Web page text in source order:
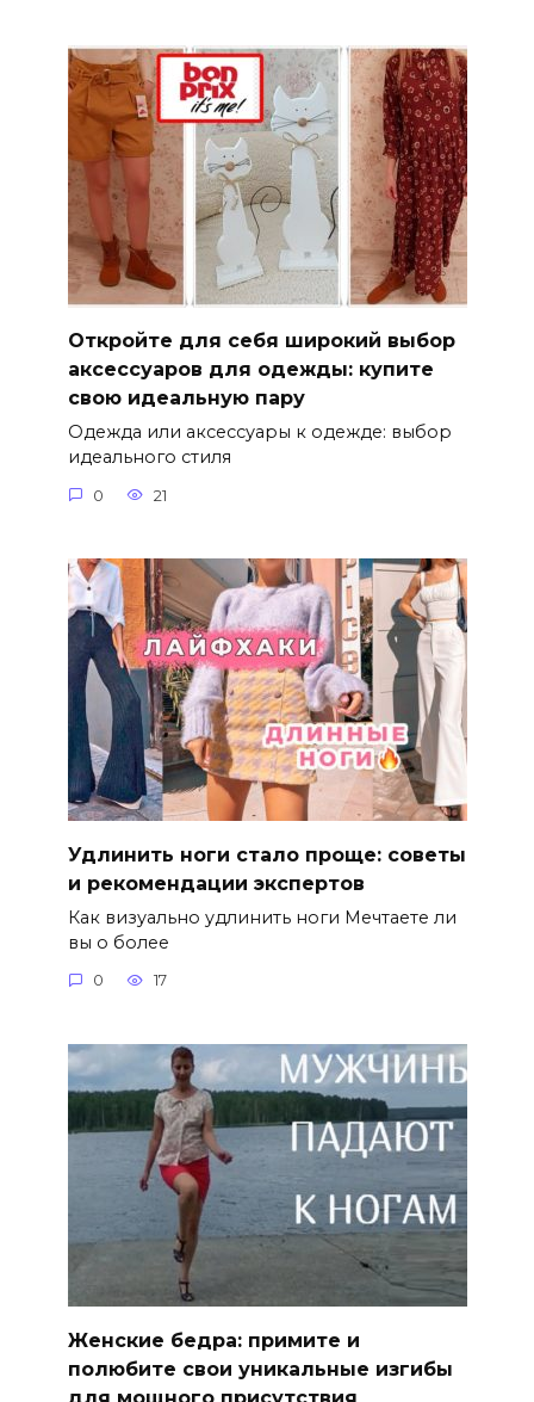
Откройте для себя широкий выбор
аксессуаров для одежды: купите
свою идеальную пару
Одежда или аксессуары к одежде: выбор
идеального стиля
0 21
Удлинить ноги стало проще: советы
и рекомендации экспертов
Как визуально удлинить ноги Мечтаете ли
вы о более
0 17
Женские бедра: примите и
полюбите свои уникальные изгибы
для мощного присутствия